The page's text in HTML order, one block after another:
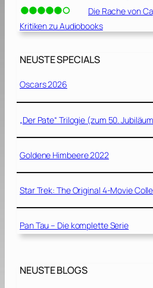
Die Rache von
Kritiken zu Audiobooks
NEUSTE SPECIALS
Oscars 2026
„Der Pate“ Trilogie (zum 50.
Goldene Himbeere 2022
Star Trek: The Original 4-Movie
Pan Tau – Die komplette Serie
NEUSTE BLOGS